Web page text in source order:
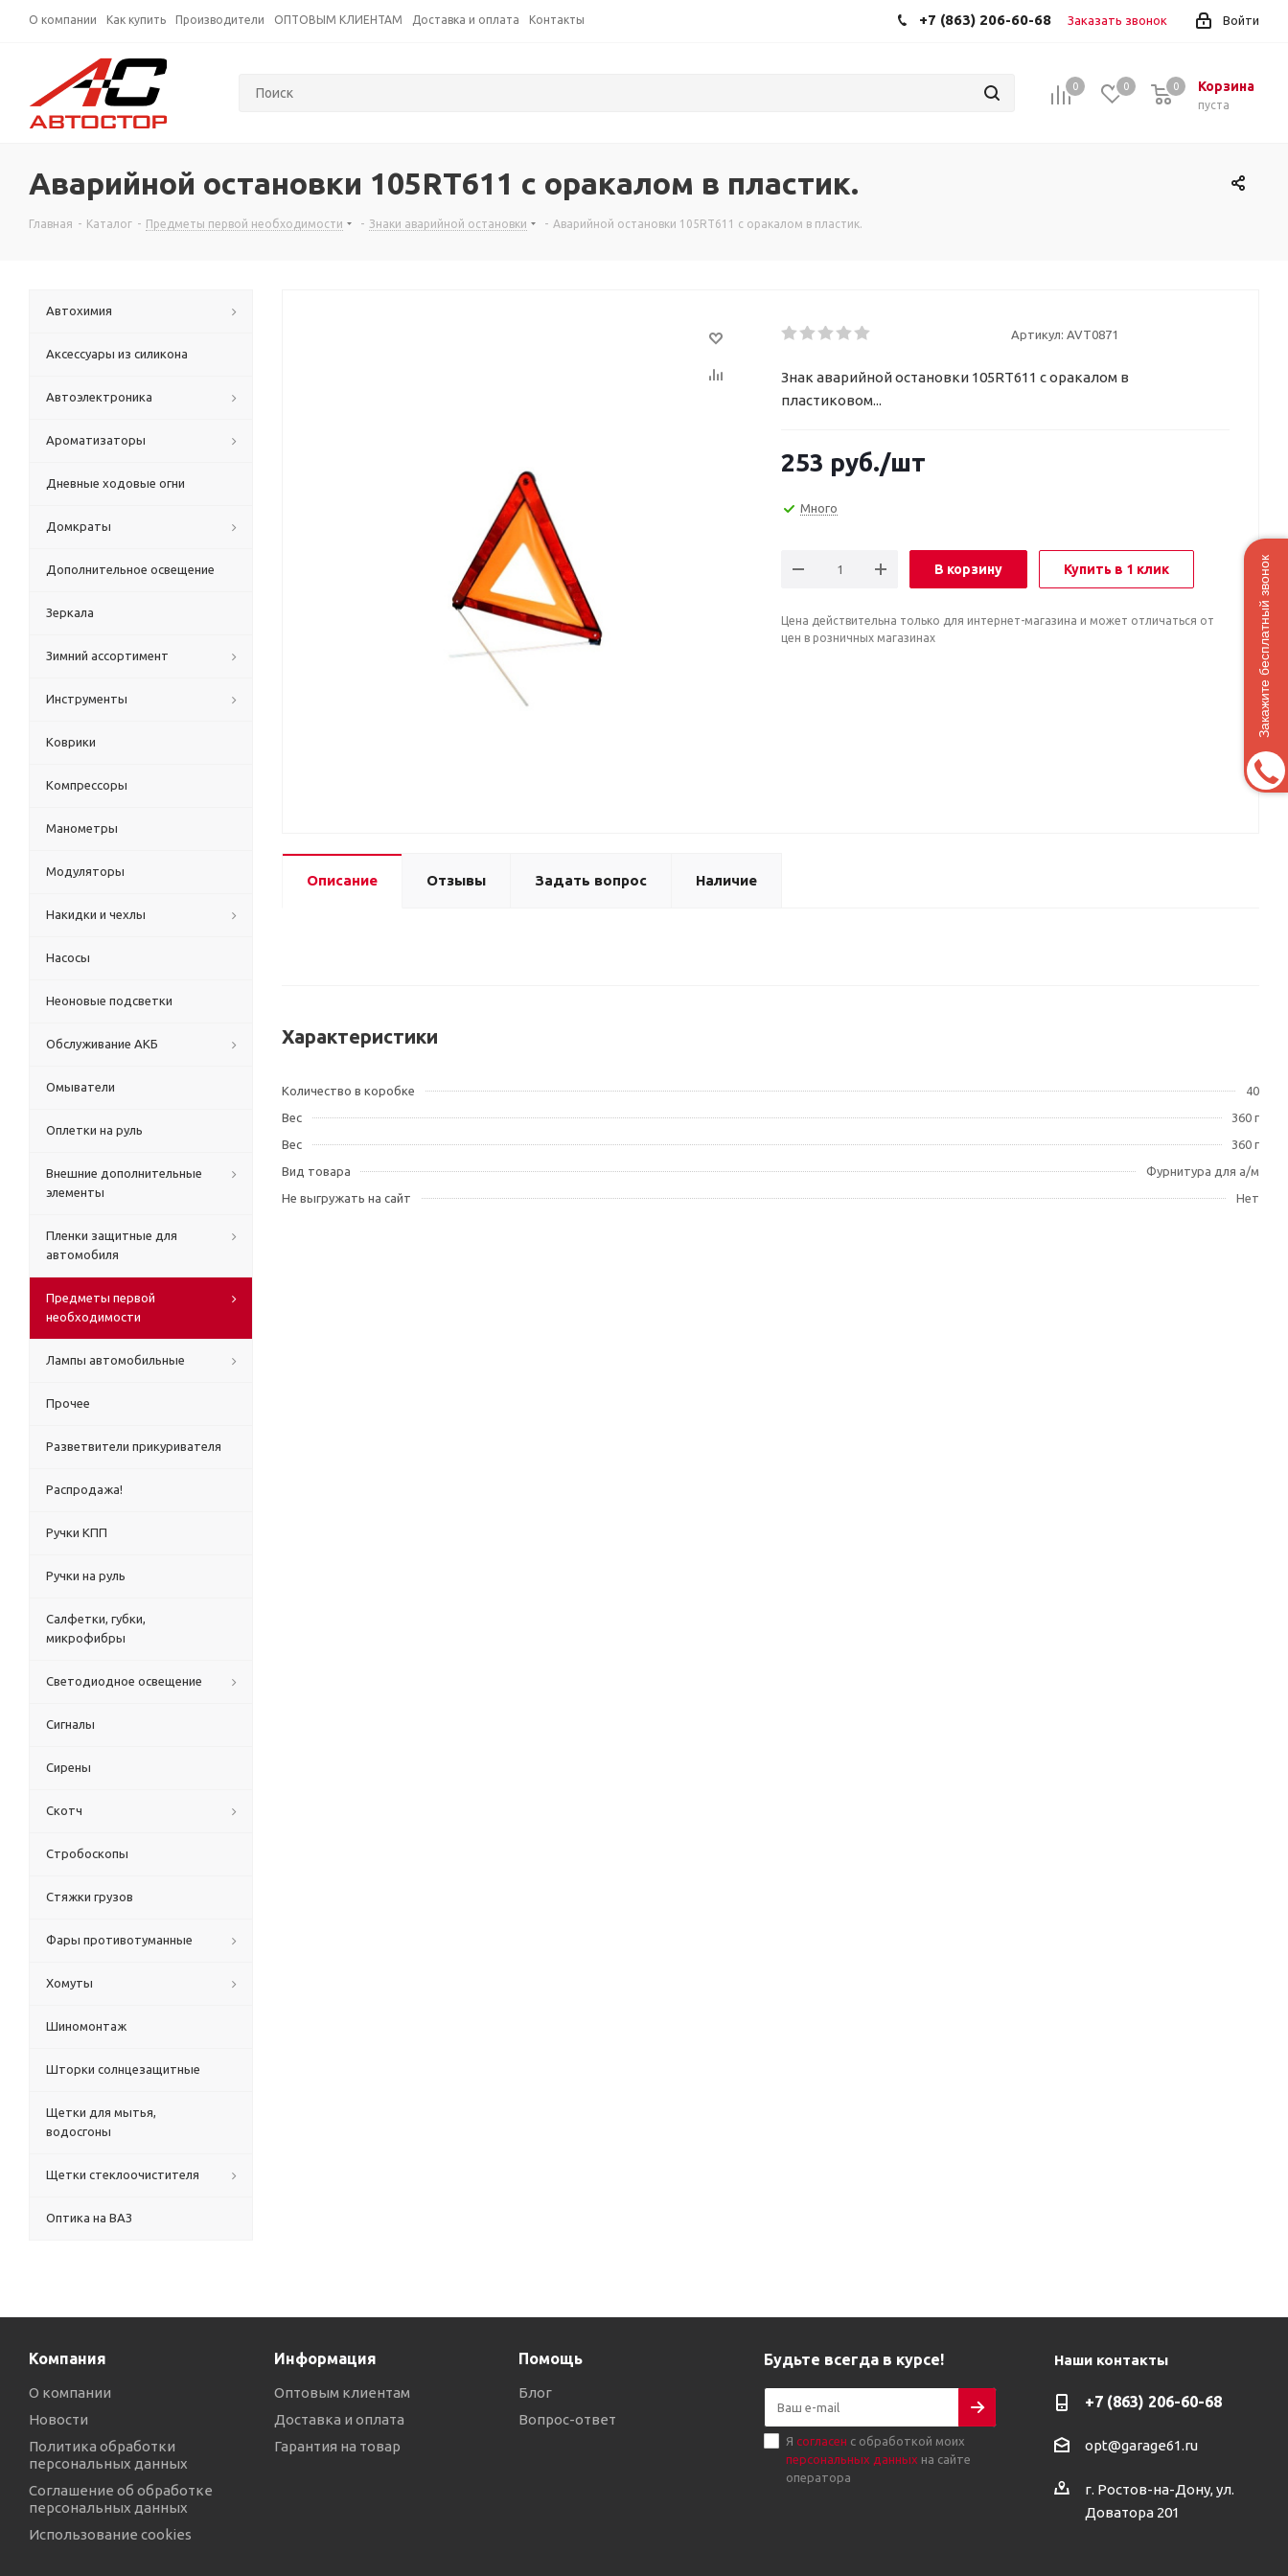
О компании Как купить Производители ОПТОВЫМ КЛИЕНТАМ Доставка и оплата Контакты Войти
+7 (863) 206-60-68 Заказать звонок
0 0 Корзина
пуста
0
Аварийной остановки 105RT611 с оракалом в пластик.
Главная - Каталог - Предметы первой необходимости - Знаки аварийной остановки - Аварийной остановки 105RT611 с оракалом в пластик.
Артикул: AVT0871
Знак аварийной остановки 105RT611 с оракалом в
пластиковом...
253 руб./шт
Много
В корзину Купить в 1 клик
Цена действительна только для интернет-магазина и может отличаться от
цен в розничных магазинах
Описание Отзывы Задать вопрос Наличие
Характеристики
Количество в коробке
40
Вес
360 г
Вес
360 г
Вид товара
Фурнитура для а/м
Не выгружать на сайт
Нет
Автохимия
Аксессуары из силикона
Автоэлектроника
Ароматизаторы
Дневные ходовые огни
Домкраты
Дополнительное освещение
Зеркала
Зимний ассортимент
Инструменты
Коврики
Компрессоры
Манометры
Модуляторы
Накидки и чехлы
Насосы
Неоновые подсветки
Обслуживание АКБ
Омыватели
Оплетки на руль
Внешние дополнительные
элементы
Пленки защитные для
автомобиля
Предметы первой
необходимости
Лампы автомобильные
Прочее
Разветвители прикуривателя
Распродажа!
Ручки КПП
Ручки на руль
Салфетки, губки,
микрофибры
Светодиодное освещение
Сигналы
Сирены
Скотч
Стробоскопы
Стяжки грузов
Фары противотуманные
Хомуты
Шиномонтаж
Шторки солнцезащитные
Щетки для мытья,
водосгоны
Щетки стеклоочистителя
Оптика на ВАЗ
Компания
О компании
Новости
Политика обработки
персональных данных
Соглашение об обработке
персональных данных
Использование cookies
Информация
Оптовым клиентам
Доставка и оплата
Гарантия на товар
Помощь
Блог
Вопрос-ответ
Будьте всегда в курсе!
Я согласен с обработкой моих
персональных данных на сайте
оператора
Наши контакты
+7 (863) 206-60-68
opt@garage61.ru
г. Ростов-на-Дону, ул.
Доватора 201
Закажите бесплатный звонок